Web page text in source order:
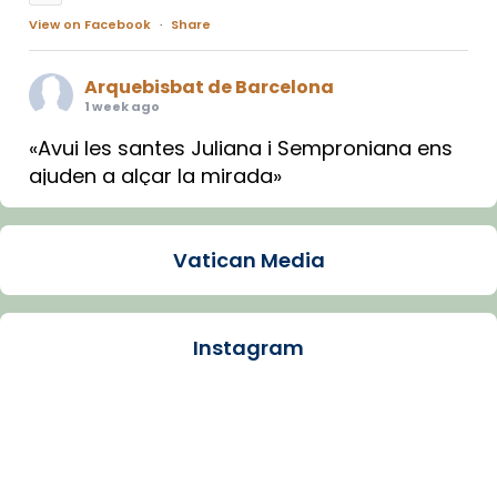
View on Facebook · Share
Arquebisbat de Barcelona
1 week ago
«Avui les santes Juliana i Semproniana ens
ajuden a alçar la mirada»
Mons. Sergi Gordo, bisbe de Tortosa, ha
Santes de Mataró.
🔗tinyurl.com/cvu5jmbk
Vatican Media
Instagram